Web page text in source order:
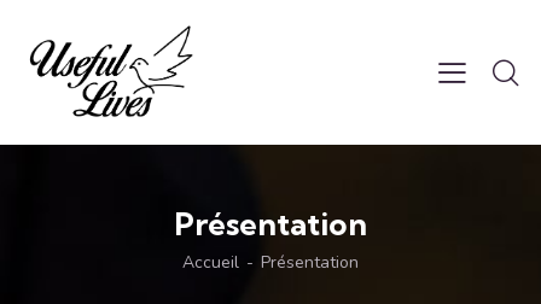
Présentation
Accueil Présentation